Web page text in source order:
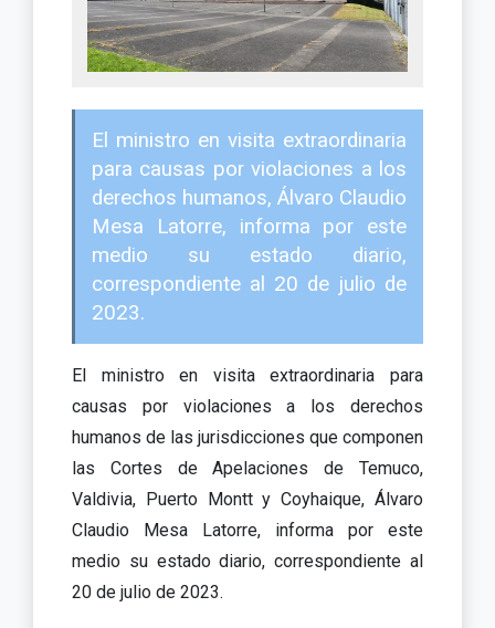
El ministro en visita extraordinaria
para causas por violaciones a los
derechos humanos, Álvaro Claudio
Mesa Latorre, informa por este
medio su estado diario,
correspondiente al 20 de julio de
2023.
El ministro en visita extraordinaria para
causas por violaciones a los derechos
humanos de las jurisdicciones que componen
las Cortes de Apelaciones de Temuco,
Valdivia, Puerto Montt y Coyhaique, Álvaro
Claudio Mesa Latorre, informa por este
medio su estado diario, correspondiente al
20 de julio de 2023.